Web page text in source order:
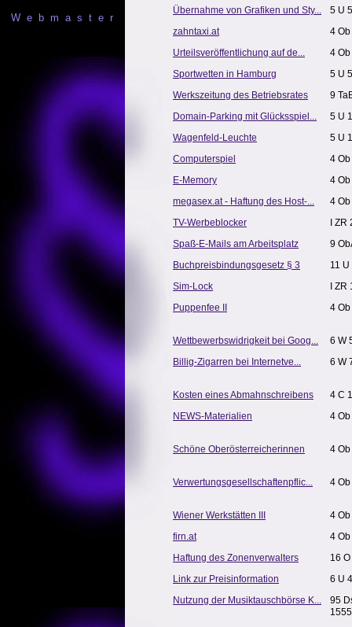
W e b m a s t e r
Übernahme von Grafiken und Sty...
5 U
zahntaxi.at
4
Urteilsveröffentlichung auf de...
4
Sportwetten in Hamburg
5 U
Werkszeitung des Betriebsrates
9
Domain-Parking mit Glücksspiel...
5 U
Wagenfeld-Leuchte
5 U
Computerspiel
4
E-Memory
4
megasex.at - Haftung des Host-...
4
TV-Werbeblocker
I
Spaß-E-Mails am Arbeitsplatz
9
Buchpreisbindungsgesetz § 3
11
Sim-Lock
I
Puppenfee II
4
Wettbewerbswidrigkeit bei Goog...
6 W
Billig-Zigarren bei Internetve...
6 W
Kosten eines Abmahnschreibens
4 C
NEWS-Materialien
4
Schöne Oberösterreicherinnen 4
Verwertungsgesellschaftenpflic... 4
Wiener Werkstätten III
4
firn.at
4
Haftung des Zonenverwalters
16
Link zur Preisinformation
6 U
Nutzung der Musiktauschbörse K...
95